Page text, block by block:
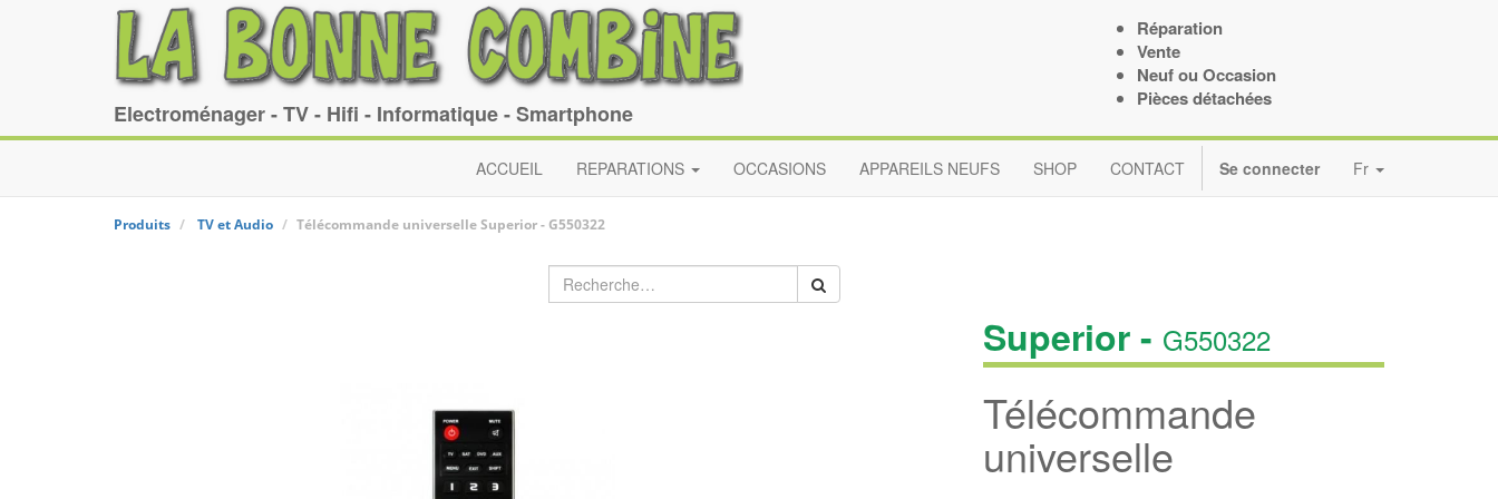
Electroménager - TV - Hifi - Informatique - Smartphone
Réparation
Vente
Neuf ou Occasion
Pièces détachées
ACCUEIL REPARATIONS OCCASIONS APPAREILS NEUFS SHOP CONTACT Se connecter Fr
Produits TV et Audio Télécommande universelleSuperior- G550322
Superior - G550322
Télécommande
universelle